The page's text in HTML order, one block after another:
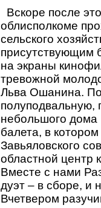
Вскоре после
облисполкоме
сельского
присутствующим
на экраны
тревожной
Льва Ошанина.
полуподвальную,
небольшого дома
балета, в
Завьяловского
областной центр
Вместе с нами
дуэт – в сборе, и
Вчетвером